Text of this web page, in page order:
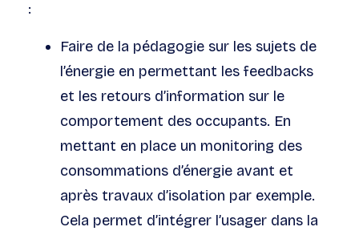
:
Faire de la pédagogie sur les sujets de
l’énergie en permettant les feedbacks
et les retours d’information sur le
comportement des occupants. En
mettant en place un monitoring des
consommations d’énergie avant et
après travaux d’isolation par exemple.
Cela permet d’intégrer l’usager dans la